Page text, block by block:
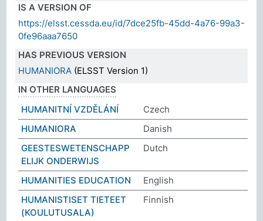
IS A VERSION OF
https://elsst.cessda.eu/id/7dce25fb-45dd-4a76-99a3-
0fe96aaa7650
HAS PREVIOUS VERSION
HUMANIORA (ELSST Version 1)
IN OTHER LANGUAGES
HUMANITNÍ VZDĚLÁNÍ
Czech
HUMANIORA
Danish
GEESTESWETENSCHAPP
ELIJK ONDERWIJS
Dutch
HUMANITIES EDUCATION
English
HUMANISTISET TIETEET
(KOULUTUSALA)
Finnish